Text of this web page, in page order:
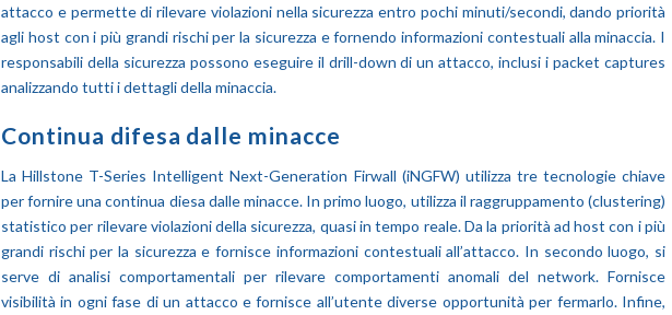
attacco e permette di rilevare violazioni nella sicurezza entro pochi minuti/secondi, dando priorità
agli host con i più grandi rischi per la sicurezza e fornendo informazioni contestuali alla minaccia. I
responsabili della sicurezza possono eseguire il drill-down di un attacco, inclusi i packet captures
analizzando tutti i dettagli della minaccia.
Continua difesa dalle minacce
La Hillstone T-Series Intelligent Next-Generation Firwall (iNGFW) utilizza tre tecnologie chiave
per fornire una continua diesa dalle minacce. In primo luogo, utilizza il raggruppamento (clustering)
statistico per rilevare violazioni della sicurezza, quasi in tempo reale. Da la priorità ad host con i più
grandi rischi per la sicurezza e fornisce informazioni contestuali all’attacco. In secondo luogo, si
serve di analisi comportamentali per rilevare comportamenti anomali del network. Fornisce
visibilità in ogni fase di un attacco e fornisce all’utente diverse opportunità per fermarlo. Infine,